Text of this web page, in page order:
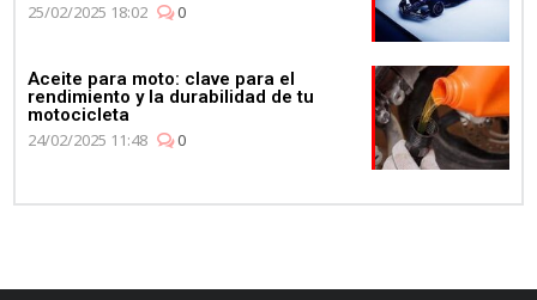
25/02/2025 18:02
0
Aceite para moto: clave para el
rendimiento y la durabilidad de tu
motocicleta
24/02/2025 11:48
0